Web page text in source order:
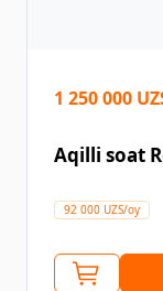
1 250 000
Aqilli soat
92 000 UZS/oy